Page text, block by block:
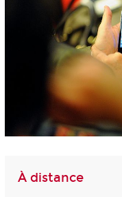
À distance